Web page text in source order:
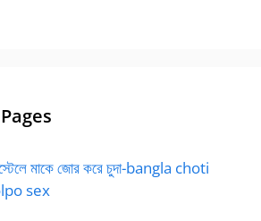
মাকে জোর করে চুদা-bangla choti
sex